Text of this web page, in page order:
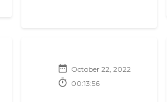
October 22, 2022
00:13:56